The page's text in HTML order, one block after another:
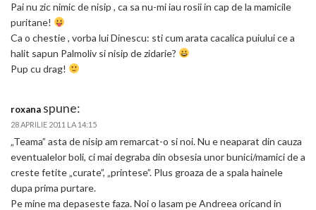
Pai nu zic nimic de nisip , ca sa nu-mi iau rosii in cap de la mamicile
puritane!
Ca o chestie , vorba lui Dinescu: sti cum arata cacalica puiului ce a
halit sapun Palmoliv si nisip de zidarie?
Pup cu drag!
roxana spune:
28 APRILIE 2011 LA 14:15
„Teama” asta de nisip am remarcat-o si noi. Nu e neaparat din cauza
eventualelor boli, ci mai degraba din obsesia unor bunici/mamici de a
creste fetite „curate”, „printese”. Plus groaza de a spala hainele
dupa prima purtare.
Pe mine ma depaseste faza. Noi o lasam pe Andreea oricand in